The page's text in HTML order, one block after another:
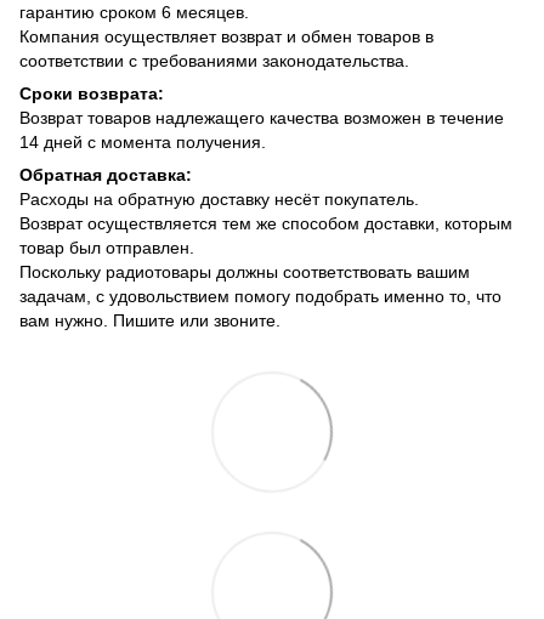
гарантию сроком 6 месяцев.
Компания осуществляет возврат и обмен товаров в
соответствии с требованиями законодательства.
Сроки возврата:
Возврат товаров надлежащего качества возможен в течение
14 дней с момента получения.
Обратная доставка:
Расходы на обратную доставку несёт покупатель.
Возврат осуществляется тем же способом доставки, которым
товар был отправлен.
Поскольку радиотовары должны соответствовать вашим
задачам, с удовольствием помогу подобрать именно то, что
вам нужно. Пишите или звоните.